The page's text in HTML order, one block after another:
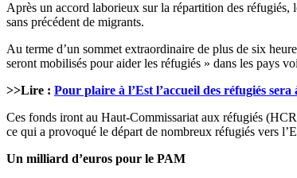
Après un accord laborieux sur la répartition des réfugiés,
sans précédent de migrants.
Au terme d’un sommet extraordinaire de plus de six
seront mobilisés pour aider les réfugiés » dans les pays
>>Lire : Pour plaire à l’Est l’accueil des réfugiés
Ces fonds iront au Haut-Commissariat aux réfugiés
ce qui a provoqué le départ de nombreux réfugiés vers
Un milliard d’euros pour le PAM